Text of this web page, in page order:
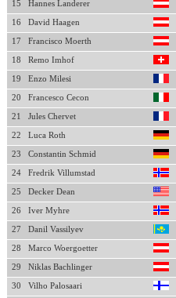
15 Hannes Landerer
16 David Haagen
17 Francisco Moerth
18 Remo Imhof
19 Enzo Milesi
20 Francesco Cecon
21 Jules Chervet
22 Luca Roth
23 Constantin Schmid
24 Fredrik Villumstad
25 Decker Dean
26 Iver Myhre
27 Danil Vassilyev
28 Marco Woergoetter
29 Niklas Bachlinger
30 Vilho Palosaari